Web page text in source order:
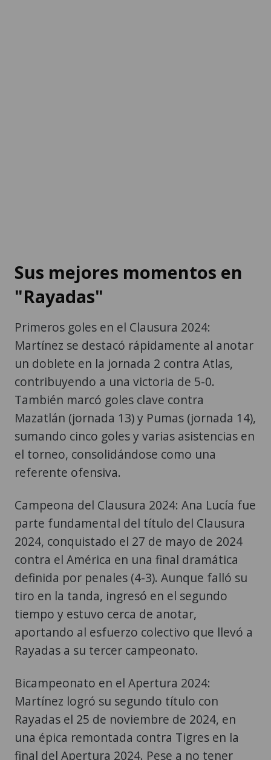
Sus mejores momentos en
"Rayadas"
Primeros goles en el Clausura 2024:
Martínez se destacó rápidamente al anotar
un doblete en la jornada 2 contra Atlas,
contribuyendo a una victoria de 5-0.
También marcó goles clave contra
Mazatlán (jornada 13) y Pumas (jornada 14),
sumando cinco goles y varias asistencias en
el torneo, consolidándose como una
referente ofensiva.
Campeona del Clausura 2024: Ana Lucía fue
parte fundamental del título del Clausura
2024, conquistado el 27 de mayo de 2024
contra el América en una final dramática
definida por penales (4-3). Aunque falló su
tiro en la tanda, ingresó en el segundo
tiempo y estuvo cerca de anotar,
aportando al esfuerzo colectivo que llevó a
Rayadas a su tercer campeonato.
Bicampeonato en el Apertura 2024:
Martínez logró su segundo título con
Rayadas el 25 de noviembre de 2024, en
una épica remontada contra Tigres en la
final del Apertura 2024. Pese a no tener